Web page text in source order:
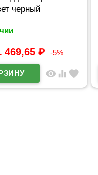
черный
469,65₽ -5%
visibility equalizer favorite